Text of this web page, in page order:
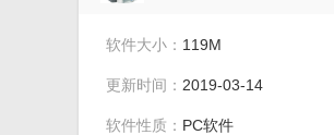
软件大小： 119M
更新时间： 2019-03-14
软件性质： PC软件